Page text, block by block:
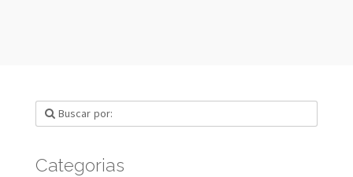
Categorias